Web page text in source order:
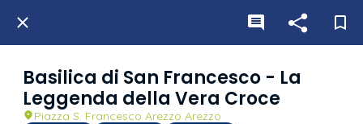
Basilica di San Francesco - La
Leggenda della Vera Croce
Piazza S. Francesco Arezzo Arezzo